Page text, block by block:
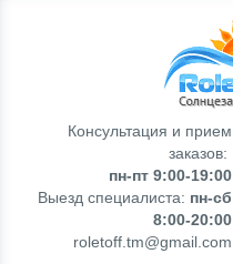
Консультация и прием
заказов:
пн-пт 9:00-19:00
Выезд специалиста: пн-сб
8:00-20:00
roletoff.tm@gmail.com